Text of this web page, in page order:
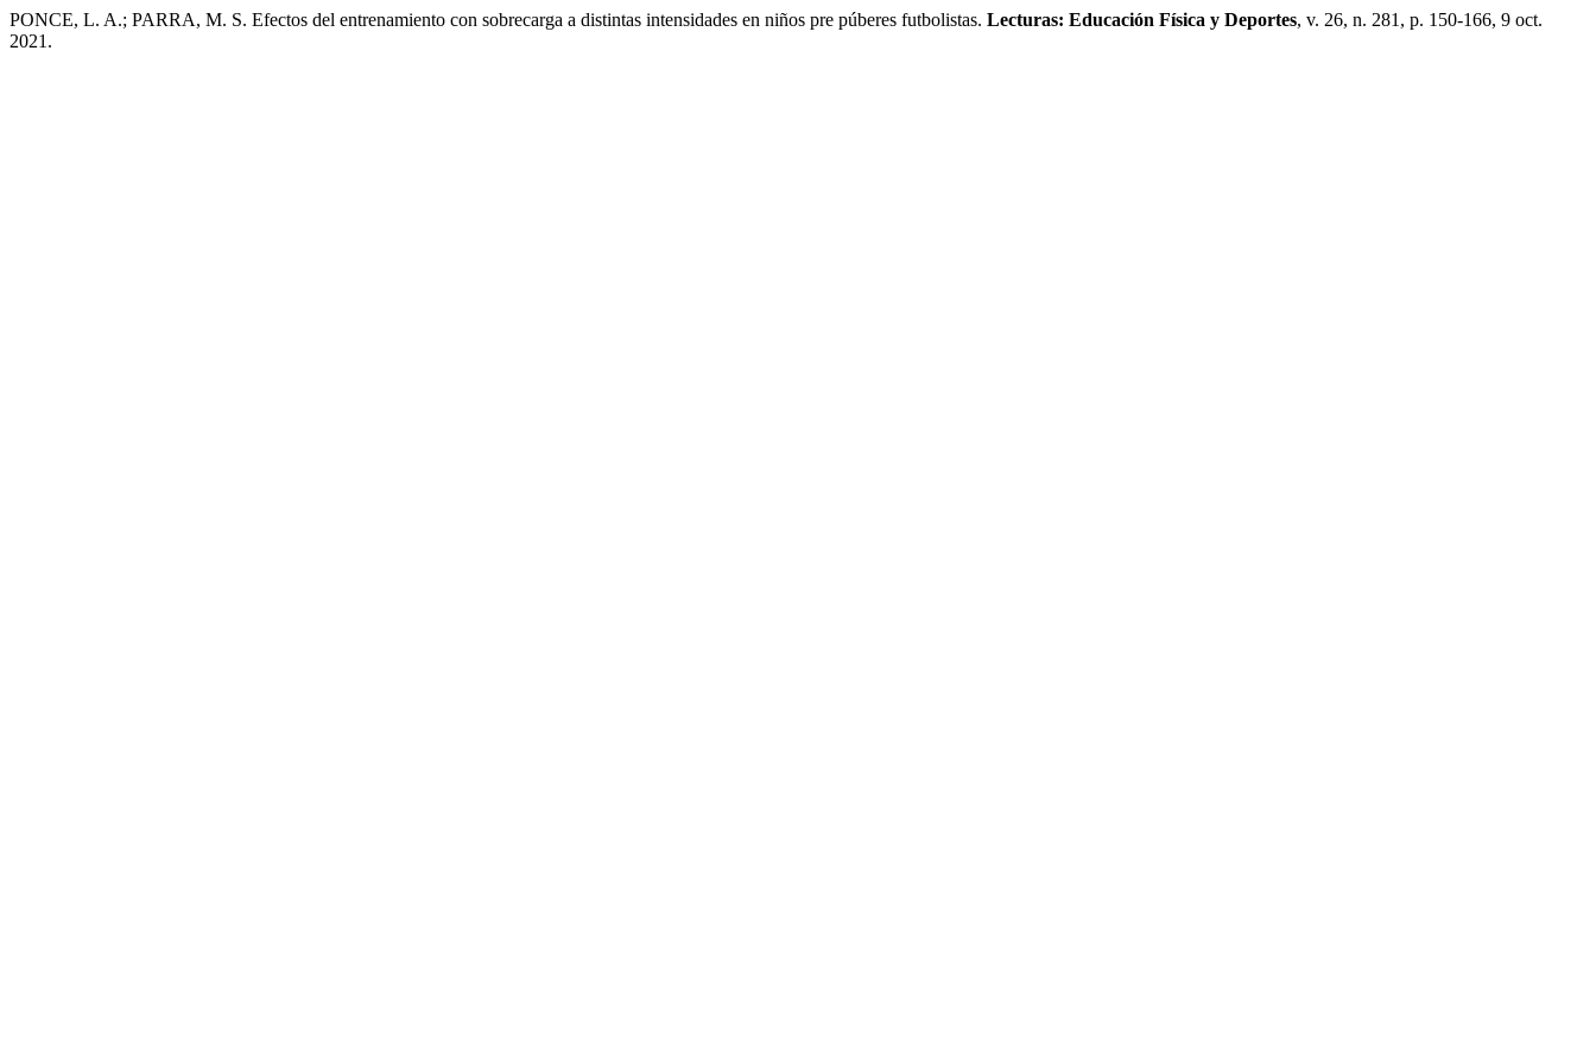
PONCE, L. A.; PARRA, M. S. Efectos del entrenamiento con sobrecarga a distintas intensidades en niños pre púberes futbolistas. Lecturas: Educación Física y Deportes, v. 26, n. 281, p. 150-166, 9 oct.
2021.